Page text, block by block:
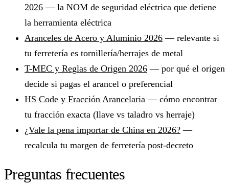
2026 — la NOM de seguridad eléctrica que detiene
la herramienta eléctrica
Aranceles de Acero y Aluminio 2026 — relevante si
tu ferretería es tornillería/herrajes de metal
T-MEC y Reglas de Origen 2026 — por qué el origen
decide si pagas el arancel o preferencial
HS Code y Fracción Arancelaria — cómo encontrar
tu fracción exacta (llave vs taladro vs herraje)
¿Vale la pena importar de China en 2026? —
recalcula tu margen de ferretería post-decreto
Preguntas frecuentes